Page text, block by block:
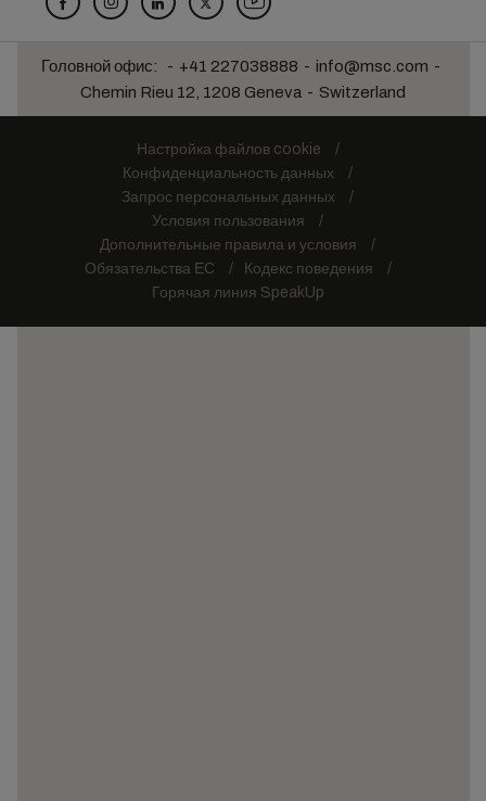
Головной офис: +41 227038888
info@msc.com
Chemin Rieu 12, 1208 Geneva
Switzerland
Настройка файлов cookie
Конфиденциальность данных
Запрос персональных данных
Условия пользования
Дополнительные правила и условия
Обязательства ЕС
Кодекс поведения
Горячая линия SpeakUp